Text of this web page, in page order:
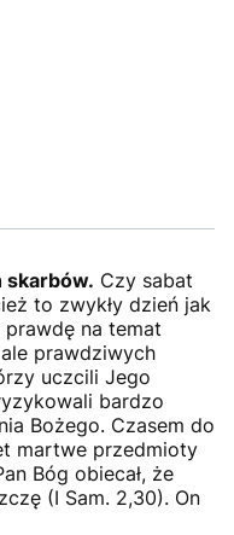
skarbów. Czy sabat
to zwykły dzień jak
prawdę na temat
prawdziwych
uczcili Jego
bardzo
Bożego. Czasem do
martwe przedmioty
Bóg obiecał, że
(I Sam. 2,30). On